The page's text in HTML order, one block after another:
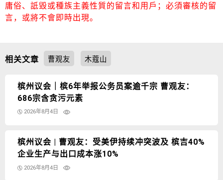
庸俗、詆毀或種族主義性質的留言和用戶；必須審核的留
言，或將不會即時出現。
相关文章 曹观友 木蔻山
槟州议会｜槟6年举报公务员案逾千宗 曹观友：
686宗含贪污元素
2026年8月4日
槟州议会 | 曹观友：受美伊持续冲突波及 槟吉40%
企业生产与出口成本涨10%
2026年8月4日